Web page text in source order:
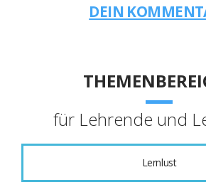
DEIN
für Lehrende und
Lernlust